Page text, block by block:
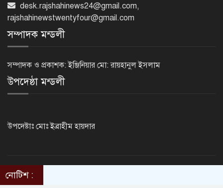
ফাইনালে সান্তোস
গড়ে তোলা হবে’
desk.rajshahinews24@gmail.com,
rajshahinewstwentyfour@gmail.com
সম্পাদক মন্ডলী
সম্পাদক ও প্রকাশক: ইঞ্জিনিয়ার মো: রায়হানুল ইসলাম
উপদেষ্ঠা মন্ডলী
উপদেষ্টাঃ মোঃ ইব্রাহীম হায়দার
©2014 - 2024. RajshahiNews24.Com . All rights reserved.
নোটিশ :